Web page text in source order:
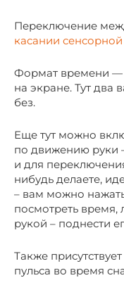
Переключение
касании
Формат времени —
на экране. Тут два
без.
Еще тут можно
по движению руки
и для
нибудь делаете,
– вам можно
посмотреть время,
рукой – поднести
Также
пульса во время